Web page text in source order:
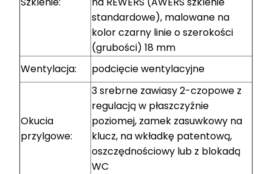
standardowe), malowane na
kolor czarny linie o szerokości
(grubości) 18 mm
Wentylacja:
podcięcie wentylacyjne
Okucia
przylgowe:
3 srebrne zawiasy 2-czopowe z
regulacją w płaszczyźnie
poziomej, zamek zasuwkowy na
klucz, na wkładkę patentową,
oszczędnościowy lub z blokadą
WC